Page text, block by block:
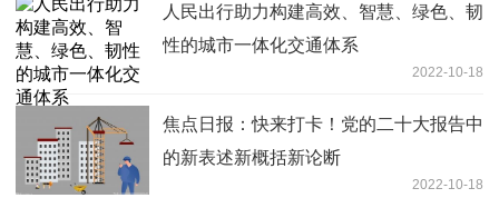
人民出行助力构建高效、智慧、绿色、韧
性的城市一体化交通体系
2022-10-18
焦点日报：快来打卡！党的二十大报告中
的新表述新概括新论断
2022-10-18